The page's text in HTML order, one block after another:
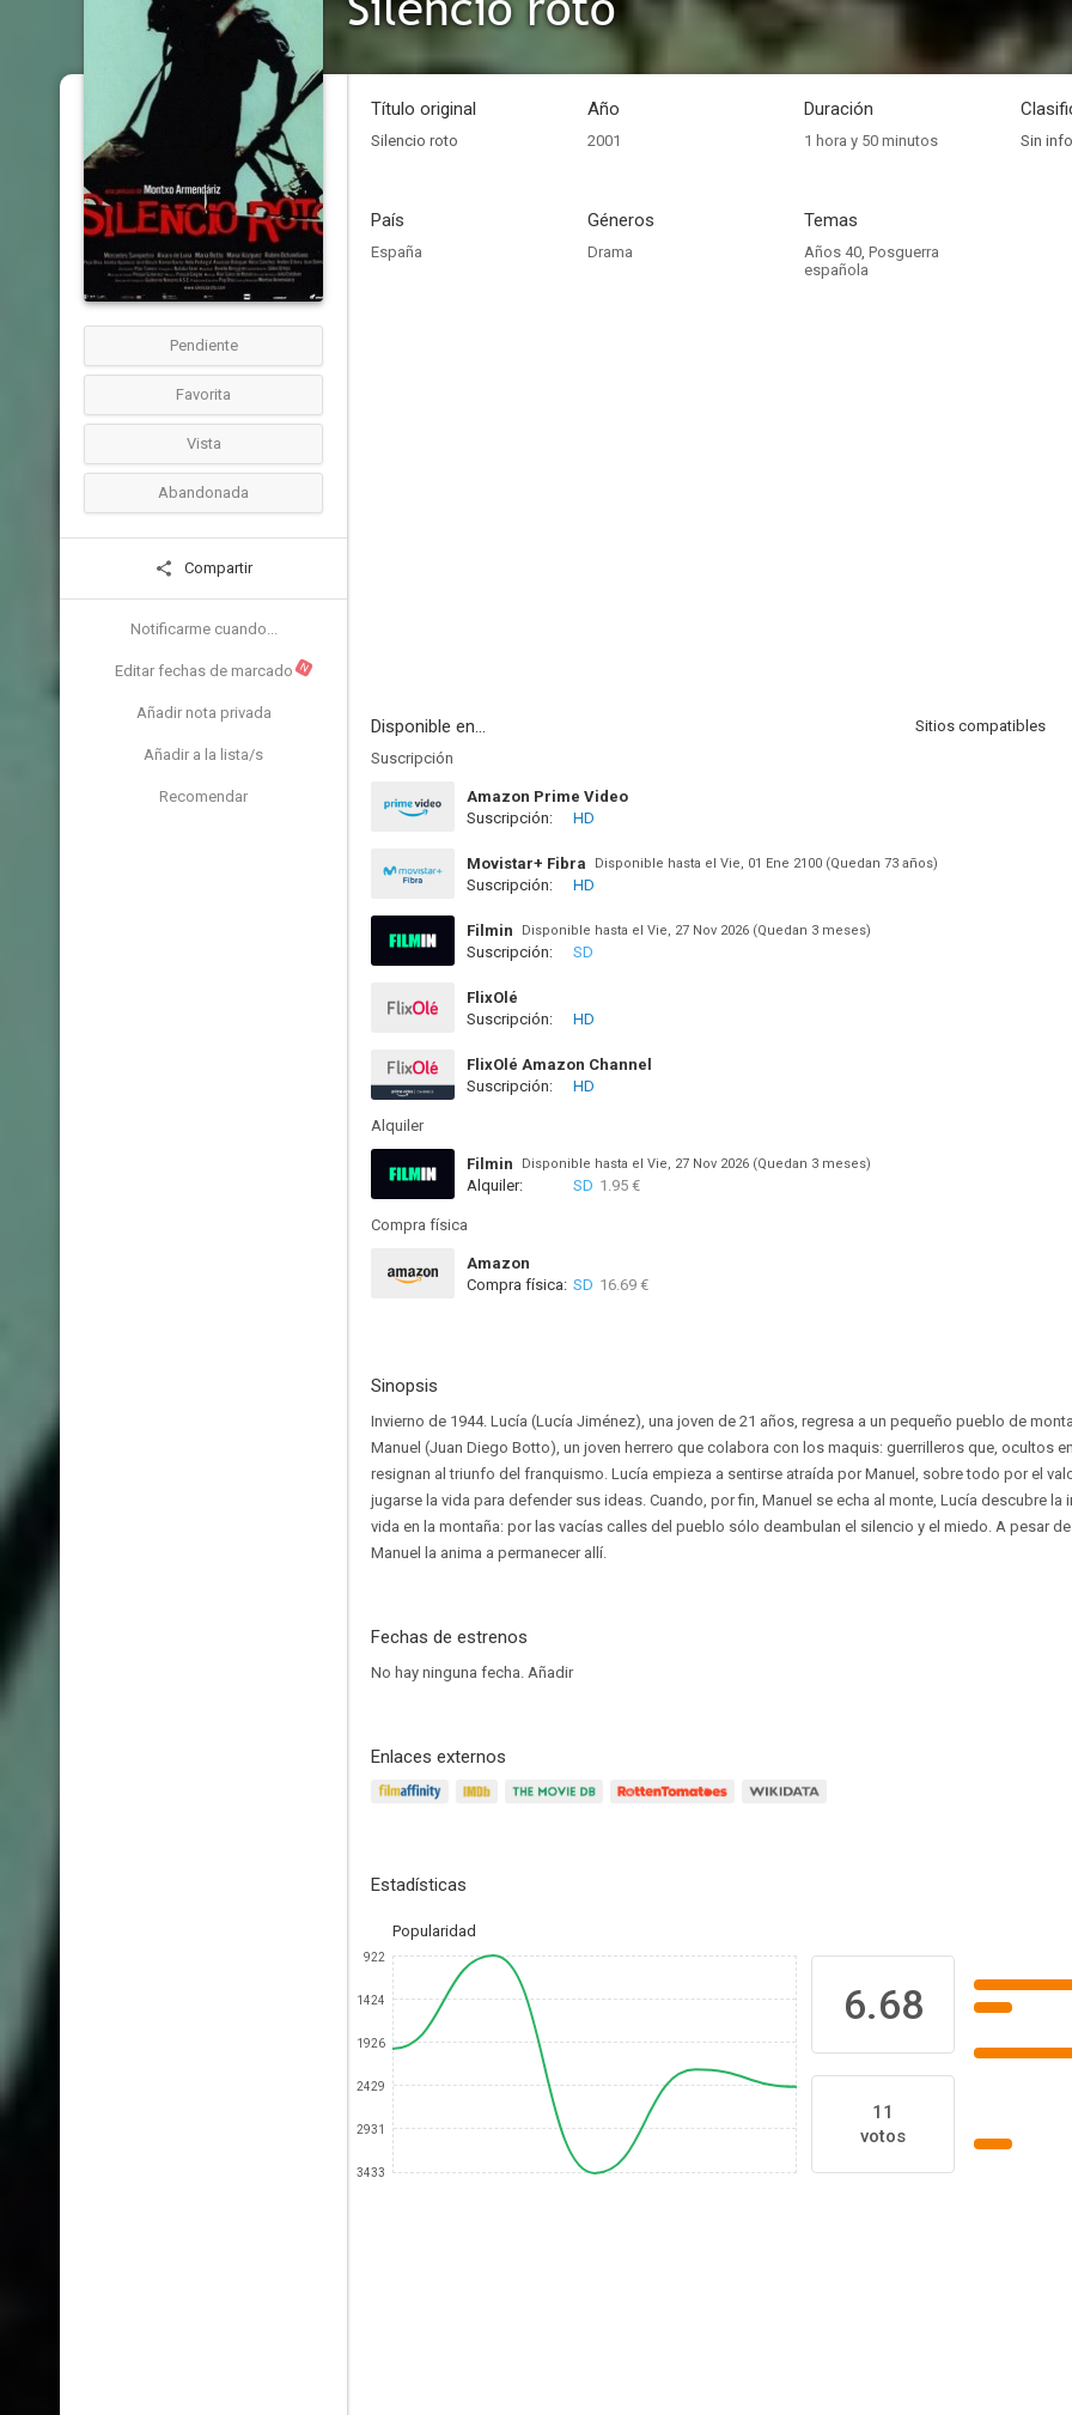
Pendiente
Favorita
Vista
Abandonada
Compartir
Notificarme cuando...
Editar fechas de marcado N
Añadir nota privada
Añadir a la lista/s
Recomendar
Título original
Silencio roto
Año
2001
Duración
1 hora y 50 minutos Sin
País
España
Géneros
Drama
Temas
Años 40, Posguerra
española
Disponible en...
Sitios compatibles
Suscripción
Amazon Prime Video
Suscripción:
HD
Movistar+ Fibra Disponible hasta el Vie, 01 Ene 2100 (Quedan 73 años)
Suscripción: HD
Filmin Disponible hasta el Vie, 27 Nov 2026 (Quedan 3 meses)
Suscripción: SD
FlixOlé
Suscripción:
HD
FlixOlé Amazon Channel
Suscripción:
HD
Alquiler
Filmin Disponible hasta el Vie, 27 Nov 2026 (Quedan 3 meses)
Alquiler: SD 1.95 €
Compra física
Amazon
Compra física: SD 16.69 €
Sinopsis
Invierno de 1944. Lucía (Lucía Jiménez), una joven de 21 años, regresa a un pequeño pueblo de
Manuel (Juan Diego Botto), un joven herrero que colabora con los maquis: guerrilleros que, ocultos
resignan al triunfo del franquismo. Lucía empieza a sentirse atraída por Manuel, sobre todo por el
jugarse la vida para defender sus ideas. Cuando, por fin, Manuel se echa al monte, Lucía descubre la
vida en la montaña: por las vacías calles del pueblo sólo deambulan el silencio y el miedo. A pesar
Manuel la anima a permanecer allí.
Fechas de estrenos
No hay ninguna fecha. Añadir
Enlaces externos
Estadísticas
Popularidad
922
1424
1926
2429
2931
3433
6.68
11
votos